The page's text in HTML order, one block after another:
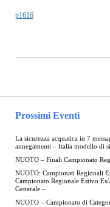
Prossimi Eventi
La sicurezza acquatica in 7
annegamenti – Italia modello di
NUOTO – Finali Campionato
NUOTO: Campionati Regionali
Campionato Regionale Estivo
Generale –
NUOTO – Campionato di
p1616